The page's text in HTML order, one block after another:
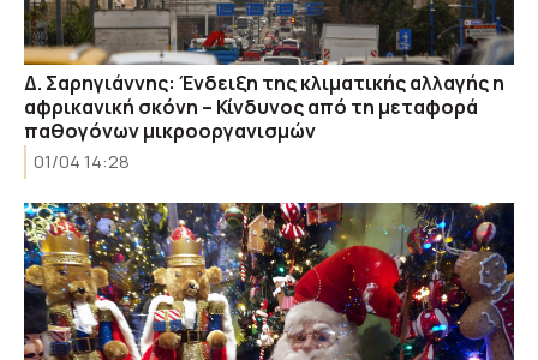
Δ. Σαρηγιάννης: Ένδειξη της κλιματικής αλλαγής η
αφρικανική σκόνη – Κίνδυνος από τη μεταφορά
παθογόνων μικροοργανισμών
01/04 14:28